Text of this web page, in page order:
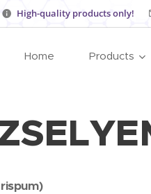
High-quality products only!
Home Products